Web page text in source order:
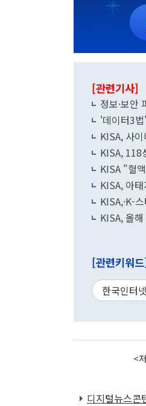
[관련기사]
정보·보안
'데이터3
KISA, 사
KISA, 118
KISA "혈
KISA, 아
KISA,·K-
KISA, 올
[관련키워
한국인터
<
디지털뉴스콘